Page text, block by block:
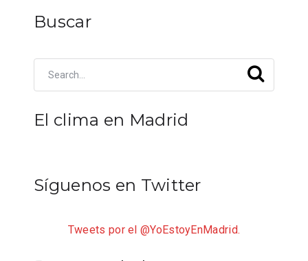
Buscar
El clima en Madrid
Síguenos en Twitter
Tweets por el @YoEstoyEnMadrid.